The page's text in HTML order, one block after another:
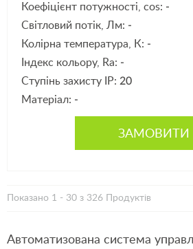
Коефіцієнт потужності, cos: -
Світловий потік, Лм: -
Колірна температура, К: -
Індекс кольору, Ra: -
Ступінь захисту IP: 20
Матеріал: -
ЗАМОВИТИ
Показано 1 - 30 з 326 Продуктів
Автоматизована система